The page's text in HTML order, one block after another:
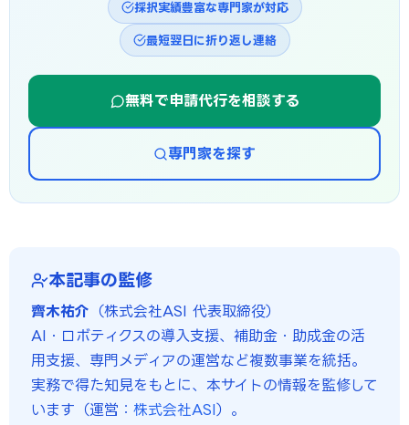
採択実績豊富な専門家が対応
最短翌日に折り返し連絡
無料で申請代行を相談する
専門家を探す
本記事の監修
齊木祐介 （株式会社ASI 代表取締役）
AI・ロボティクスの導入支援、補助金・助成金の活
用支援、専門メディアの運営など複数事業を統括。
実務で得た知見をもとに、本サイトの情報を監修して
います（運営： 株式会社ASI）。